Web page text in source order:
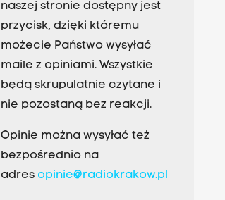
naszej stronie dostępny jest
przycisk, dzięki któremu
możecie Państwo wysyłać
maile z opiniami. Wszystkie
będą skrupulatnie czytane i
nie pozostaną bez reakcji.
Opinie można wysyłać też
bezpośrednio na
adres opinie@radiokrakow.pl